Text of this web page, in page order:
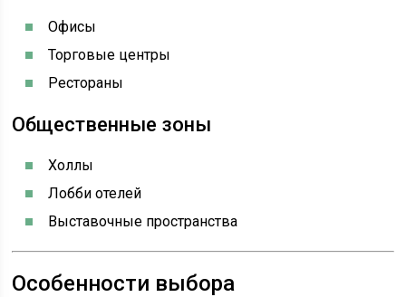
Офисы
Торговые центры
Рестораны
Общественные зоны
Холлы
Лобби отелей
Выставочные пространства
Особенности выбора